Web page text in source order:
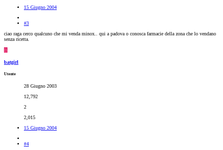
15 Giugno 2004
#3
ciao raga cerco qualcuno che mi venda minox.. qui a padova o conosca farmacie della zona che lo vendano
senza ricetta.
B
batgirl
Utente
28 Giugno 2003
12,792
2
2,015
15 Giugno 2004
#4